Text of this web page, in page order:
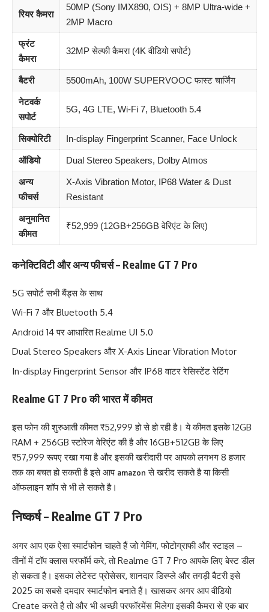
रियर कैमरा
50MP (Sony IMX890, OIS) + 8MP Ultra-wide +
2MP Macro
फ्रंट
कैमरा
32MP सेल्फी कैमरा (4K वीडियो सपोर्ट)
बैटरी 5500mAh, 100W SUPERVOOC फास्ट चार्जिंग
नेटवर्क
सपोर्ट
5G, 4G LTE, Wi-Fi 7, Bluetooth 5.4
सिक्योरिटी In-display Fingerprint Scanner, Face Unlock
ऑडियो Dual Stereo Speakers, Dolby Atmos
अन्य
फीचर्स
X-Axis Vibration Motor, IP68 Water & Dust
Resistant
अनुमानित
कीमत
₹52,999 (12GB+256GB वेरिएंट के लिए)
कनेक्टिविटी और अन्य फीचर्स – Realme GT 7 Pro
5G सपोर्ट सभी बैंड्स के साथ
Wi-Fi 7 और Bluetooth 5.4
Android 14 पर आधारित Realme UI 5.0
Dual Stereo Speakers और X-Axis Linear Vibration Motor
In-display Fingerprint Sensor और IP68 वाटर रेसिस्टेंट रेटिंग
Realme GT 7 Pro की भारत में कीमत
इस फोन की शुरुआती कीमत ₹52,999 हो से हो रही है। ये कीमत इसके 12GB
RAM + 256GB स्टोरेज वेरिएंट की है और 16GB+512GB के लिए
₹57,999 रूपए रखा गया है और इसकी खरीदारी पर आपको लगभग 8 हजार
तक का बचत हो सकती है इसे आप amazon से खरीद सकते है या किसी
ऑफलाइन शॉप से भी ले सकते है।
निष्कर्ष – Realme GT 7 Pro
अगर आप एक ऐसा स्मार्टफोन चाहते हैं जो गेमिंग, फोटोग्राफी और स्टाइल –
तीनों में टॉप क्लास परफॉर्म करे, तो Realme GT 7 Pro आपके लिए बेस्ट डील
हो सकता है। इसका लेटेस्ट प्रोसेसर, शानदार डिस्प्ले और तगड़ी बैटरी इसे
2025 का सबसे दमदार स्मार्टफोन बनाते हैं। खासकर अगर आप वीडियो
Create करते है तो और भी अच्छी परफॉरमेंस मिलेगा इसकी कैमरा से एक बार